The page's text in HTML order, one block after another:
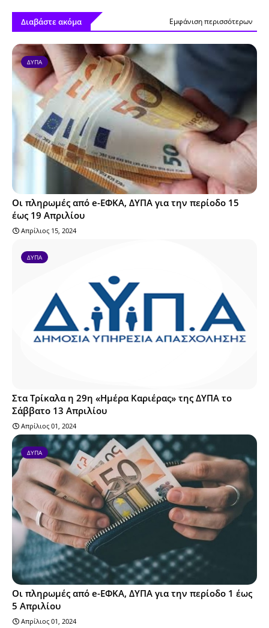
Διαβάστε ακόμα Εμφάνιση περισσότερων
ΔΥΠΑ
Οι πληρωμές από e-ΕΦΚΑ, ΔΥΠΑ για την περίοδο 15
έως 19 Απριλίου
Απρίλιος 15, 2024
ΔΥΠΑ
Στα Τρίκαλα η 29η «Ημέρα Καριέρας» της ΔΥΠΑ το
Σάββατο 13 Απριλίου
Απρίλιος 01, 2024
ΔΥΠΑ
Οι πληρωμές από e-ΕΦΚΑ, ΔΥΠΑ για την περίοδο 1 έως
5 Απριλίου
Απρίλιος 01, 2024